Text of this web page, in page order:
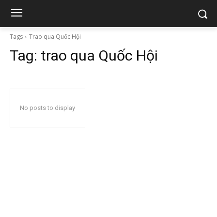
Tags Trao qua Quốc Hội
Tag: trao qua Quốc Hội
No posts to display